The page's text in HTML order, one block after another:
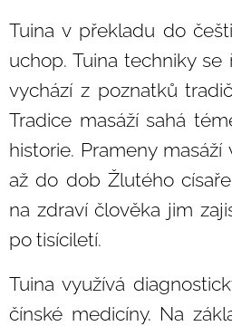
Tuina v překladu do
uchop. Tuina techniky se
vychází z poznatků
Tradice masáží sahá
historie. Prameny masáží
až do dob Žlutého
na zdraví člověka jim
po tisíciletí.
Tuina využívá
čínské medicíny. Na